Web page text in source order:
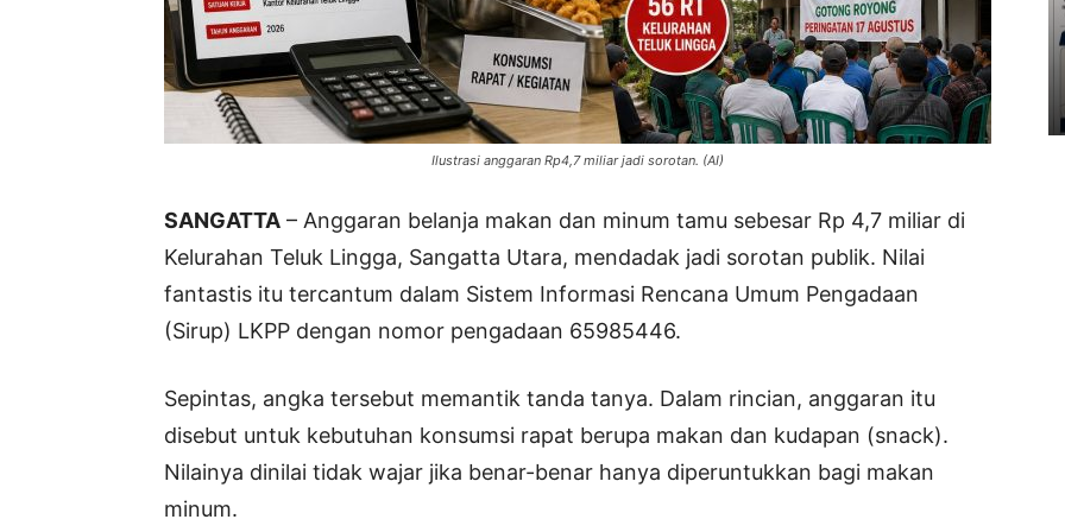
Ilustrasi anggaran Rp4,7 miliar jadi sorotan. (AI)
SANGATTA – Anggaran belanja makan dan minum tamu sebesar Rp 4,7 miliar di
Kelurahan Teluk Lingga, Sangatta Utara, mendadak jadi sorotan publik. Nilai
fantastis itu tercantum dalam Sistem Informasi Rencana Umum Pengadaan
(Sirup) LKPP dengan nomor pengadaan 65985446.
Sepintas, angka tersebut memantik tanda tanya. Dalam rincian, anggaran itu
disebut untuk kebutuhan konsumsi rapat berupa makan dan kudapan (snack).
Nilainya dinilai tidak wajar jika benar-benar hanya diperuntukkan bagi makan
minum.